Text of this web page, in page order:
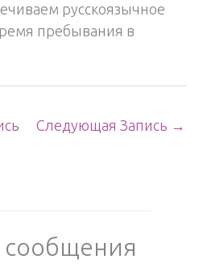
русскоязычное
пребывания в
Следующая Запись →